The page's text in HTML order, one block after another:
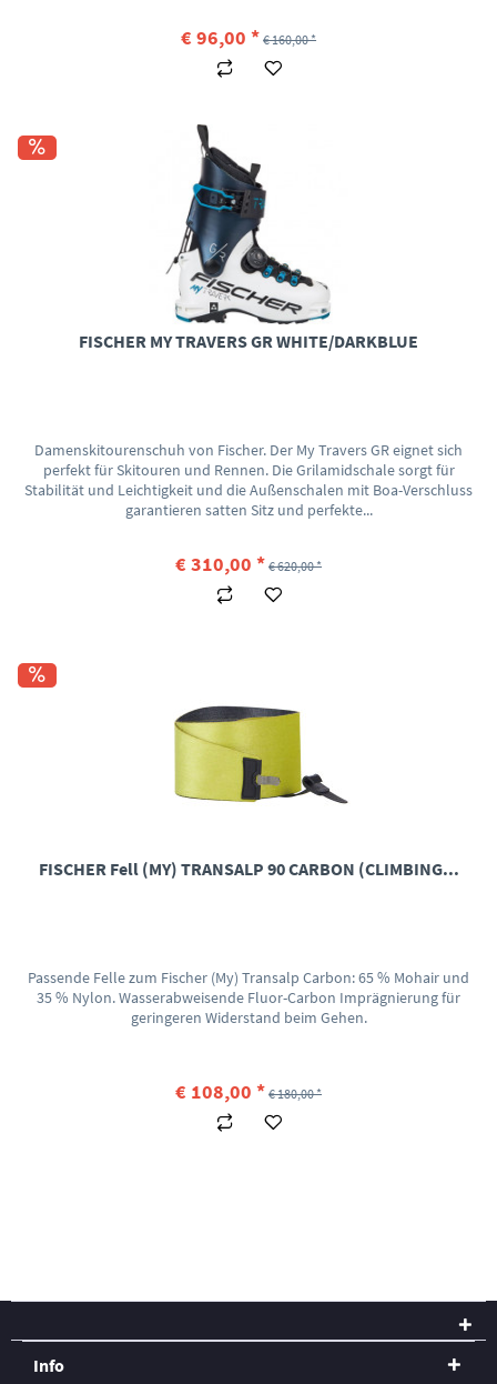
€ 96,00 * € 160,00 *
FISCHER MY TRAVERS GR WHITE/DARKBLUE
Damenskitourenschuh von Fischer. Der My Travers GR eignet sich
perfekt für Skitouren und Rennen. Die Grilamidschale sorgt für
Stabilität und Leichtigkeit und die Außenschalen mit Boa-Verschluss
garantieren satten Sitz und perfekte...
€ 310,00 * € 620,00 *
FISCHER Fell (MY) TRANSALP 90 CARBON (CLIMBING...
Passende Felle zum Fischer (My) Transalp Carbon: 65 % Mohair und
35 % Nylon. Wasserabweisende Fluor-Carbon Imprägnierung für
geringeren Widerstand beim Gehen.
€ 108,00 * € 180,00 *
Info